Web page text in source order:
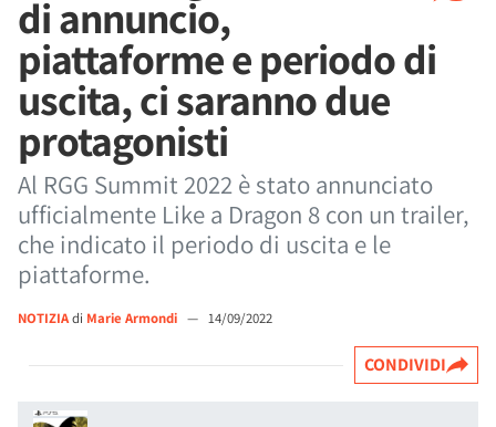
di annuncio,
piattaforme e periodo di
uscita, ci saranno due
protagonisti
Al RGG Summit 2022 è stato annunciato
ufficialmente Like a Dragon 8 con un trailer,
che indicato il periodo di uscita e le
piattaforme.
NOTIZIAdi Marie Armondi — 14/09/2022
CONDIVIDI